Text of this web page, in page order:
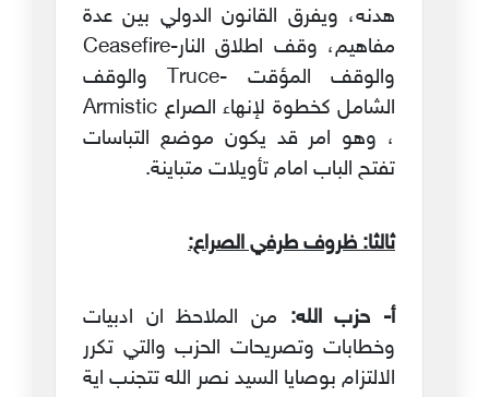
هدنه، ويفرق القانون الدولي بين عدة
مفاهيم، وقف اطلاق النار-Ceasefire
والوقف المؤقت -Truce والوقف
الشامل كخطوة لإنهاء الصراع Armistic
، وهو امر قد يكون موضع التباسات
تفتح الباب امام تأويلات متباينة.
ثالثا: ظروف طرفي الصراع:
أ‌- حزب الله: من الملاحظ ان ادبيات
وخطابات وتصريحات الحزب والتي تكرر
الالتزام بوصايا السيد نصر الله تتجنب اية